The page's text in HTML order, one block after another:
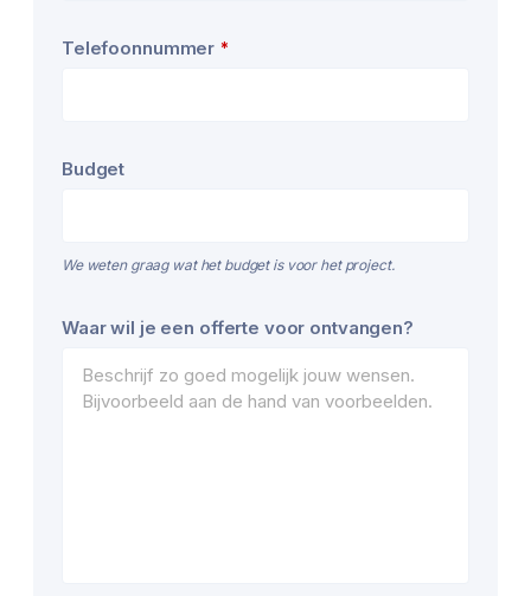
Contact
Telefoonnummer *
Budget
We weten graag wat het budget is voor het project.
Waar wil je een offerte voor ontvangen?